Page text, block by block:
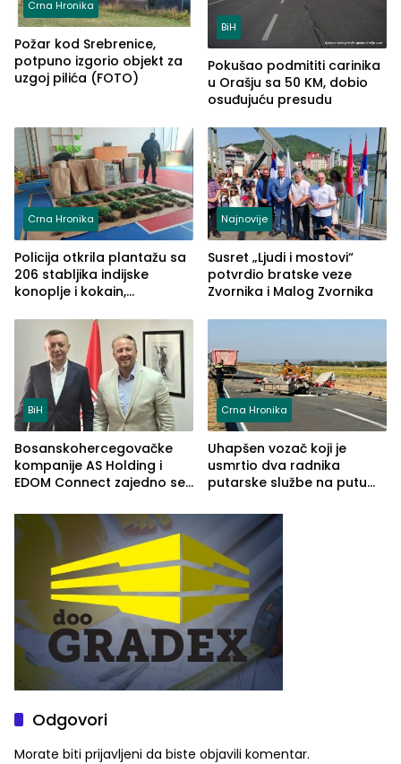
Crna Hronika
Požar kod Srebrenice,
potpuno izgorio objekt za
uzgoj pilića (FOTO)
BiH
Pokušao podmititi carinika
u Orašju sa 50 KM, dobio
osuđujuću presudu
Crna Hronika
Policija otkrila plantažu sa
206 stabljika indijske
konoplje i kokain,
(FOTO)
Najnovije
Susret „Ljudi i mostovi“
potvrdio bratske veze
Zvornika i Malog Zvornika
BiH
Bosanskohercegovačke
kompanije AS Holding i
EDOM Connect zajedno se
Crna Hronika
Uhapšen vozač koji je
usmrtio dva radnika
putarske službe na putu
(FOTO)
Odgovori
Morate biti prijavljeni da biste objavili komentar.